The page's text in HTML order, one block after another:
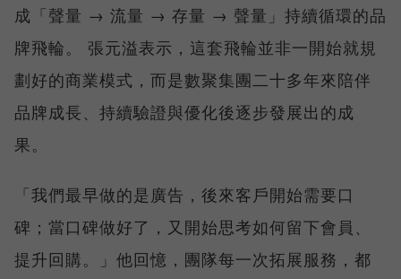
成「聲量 → 流量 → 存量 → 聲量」持續循環的品
牌飛輪。 張元溢表示，這套飛輪並非一開始就規
劃好的商業模式，而是數聚集團二十多年來陪伴
品牌成長、持續驗證與優化後逐步發展出的成
果。
「我們最早做的是廣告，後來客戶開始需要口
碑；當口碑做好了，又開始思考如何留下會員、
提升回購。」他回憶，團隊每一次拓展服務，都